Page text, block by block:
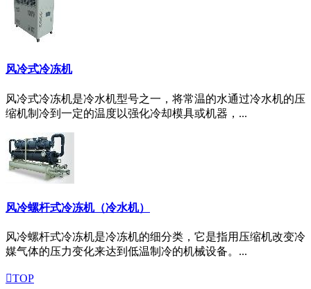
风冷式冷冻机
风冷式冷冻机是冷水机型号之一，将常温的水通过冷水机的压
缩机制冷到一定的温度以强化冷却模具或机器，...
风冷螺杆式冷冻机（冷水机）
风冷螺杆式冷冻机是冷冻机的细分类，它是指用压缩机改变冷
媒气体的压力变化来达到低温制冷的机械设备。...
TOP